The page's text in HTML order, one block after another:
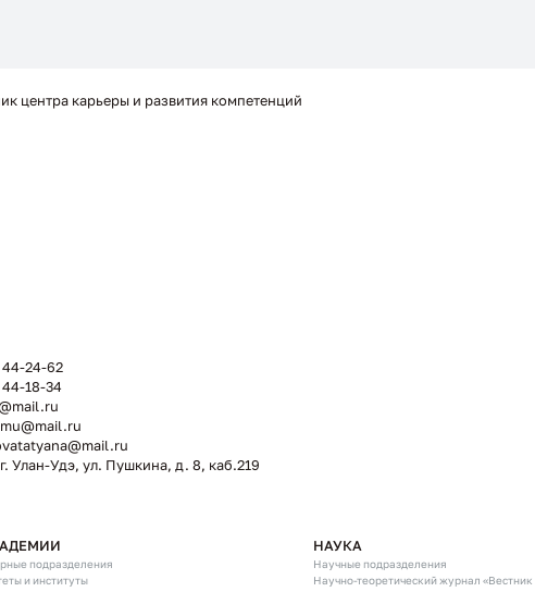
центра карьеры и развития компетенций
44-24-62
44-18-34
Улан-Удэ, ул. Пушкина, д. 8, каб.219
подразделения
и институты
НАУКА
Научные подразделения
Научно-теоретический журнал